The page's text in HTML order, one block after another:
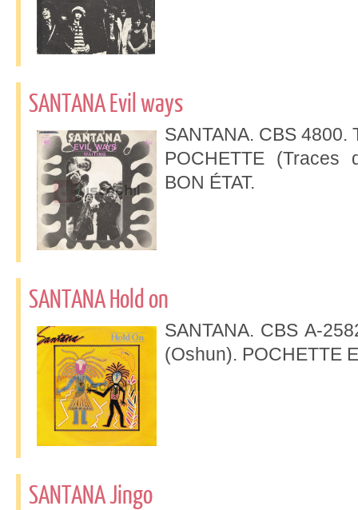
SANTANA Evil ways
SANTANA. CBS 4800.
POCHETTE
BON ÉTAT.
SANTANA Hold on
SANTANA. CBS A-
(Oshun). POCHETTE
SANTANA Jingo